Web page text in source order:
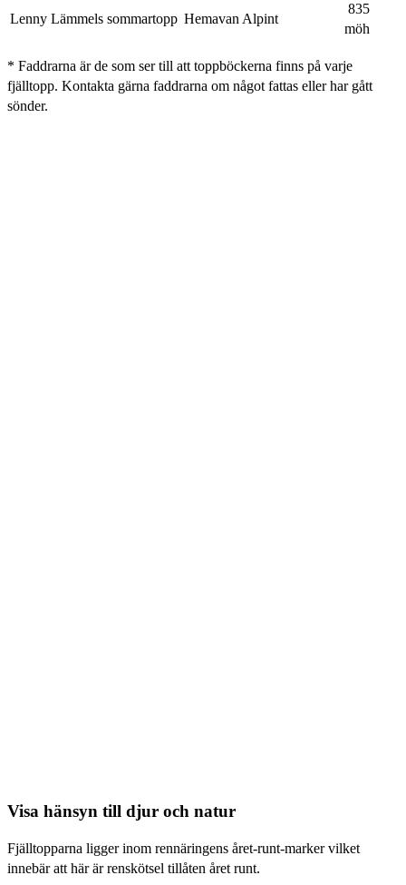
Lenny Lämmels sommartopp Hemavan Alpint
835
möh
* Faddrarna är de som ser till att toppböckerna finns på varje
fjälltopp. Kontakta gärna faddrarna om något fattas eller har gått
sönder.
Visa hänsyn till djur och natur
Fjälltopparna ligger inom rennäringens året-runt-marker vilket
innebär att här är renskötsel tillåten året runt.